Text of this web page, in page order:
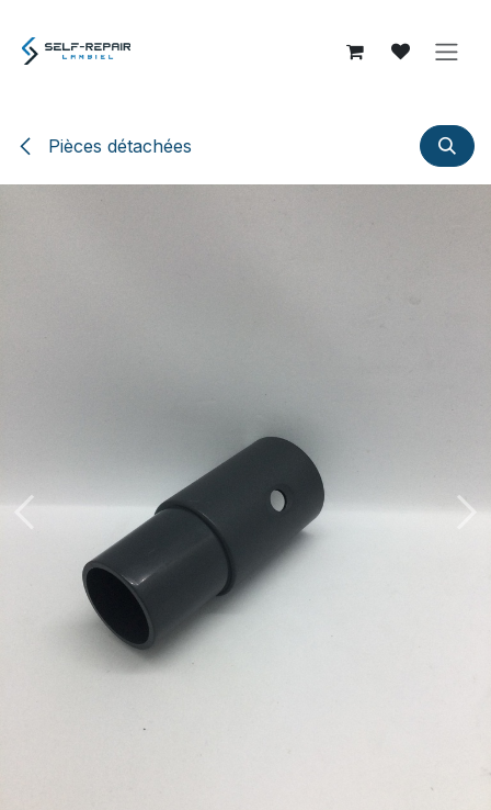
Pièces détachées